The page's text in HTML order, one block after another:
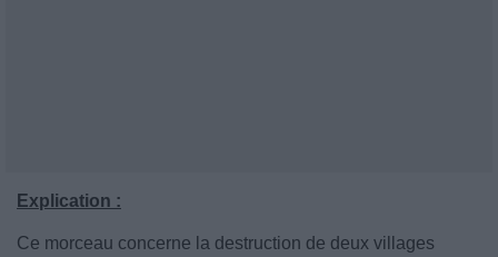
Explication :
Ce morceau concerne la destruction de deux villages